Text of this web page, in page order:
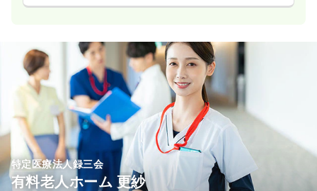
特定医療法人録三会
有料老人ホーム 更紗